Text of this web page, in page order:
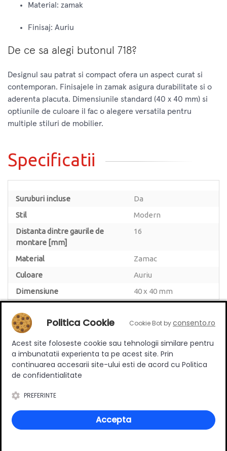
Material: zamak
Finisaj: Auriu
De ce sa alegi butonul 718?
Designul sau patrat si compact ofera un aspect curat si
contemporan. Finisajele in zamak asigura durabilitate si o
aderenta placuta. Dimensiunile standard (40 x 40 mm) si
optiunile de culoare il fac o alegere versatila pentru
multiple stiluri de mobilier.
Specificatii
Suruburi incluse
Da
Stil
Modern
Distanta dintre gaurile de
montare [mm]
16
Material
Zamac
Culoare
Auriu
Dimensiune
40 x 40 mm
Review-uri
Deții sau ai utilizat produsul?
Spune-ți părerea acordând o nota produsului
Politica Cookie Cookie Bot byconsento.ro
Acest site foloseste cookie sau tehnologii similare pentru
a imbunatatii experienta ta pe acest site. Prin
continuarea accesarii site-ului esti de acord cu Politica
de confidentialitate
PREFERINTE
Accepta